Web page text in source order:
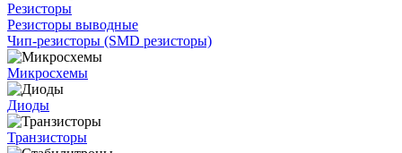
Резисторы
Резисторы выводные
Чип-резисторы (SMD резисторы)
Микросхемы
Диоды
Транзисторы